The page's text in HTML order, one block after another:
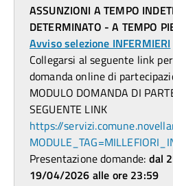
ASSUNZIONI A TEMPO
DETERMINATO - A TEMPO
Avviso selezione INFERMIERI
Collegarsi al seguente link
domanda online di
MODULO DOMANDA DI
SEGUENTE LINK
https://
Presentazione domande: dal
19/04/2026 alle ore 23:59